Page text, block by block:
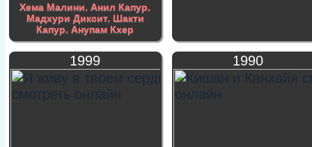
Хема Малини,Анил Капур,
Мадхури Диксит, Шакти
Капур,Анупам Кхер
1999 1990